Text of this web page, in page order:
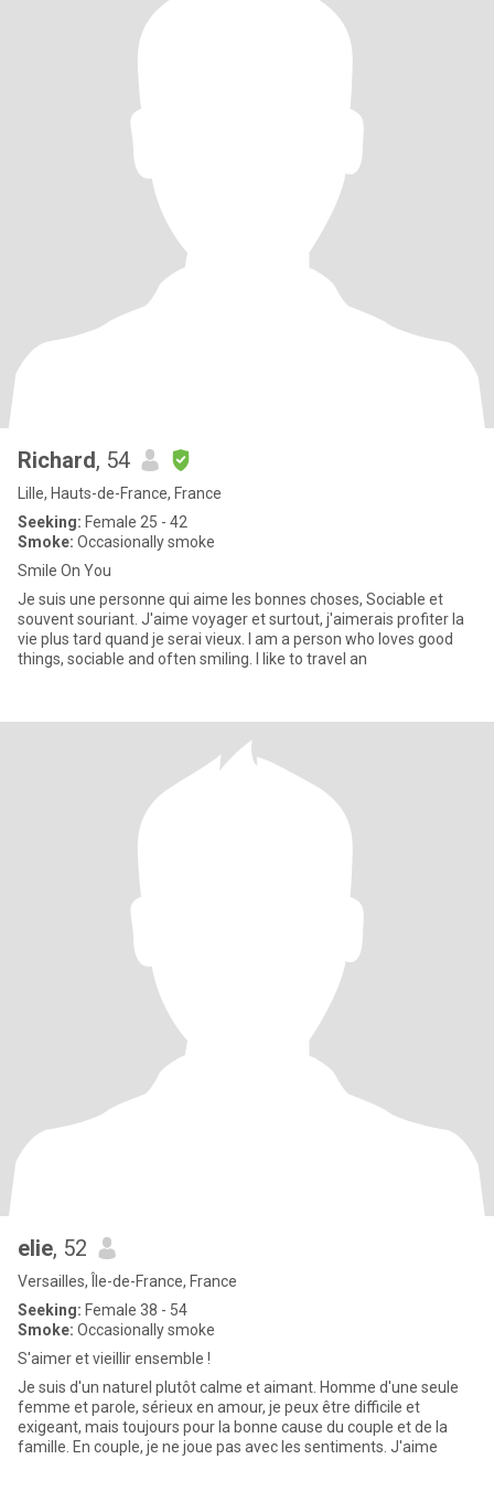
Richard, 54
Lille, Hauts-de-France, France
Seeking: Female 25 - 42
Smoke: Occasionally smoke
Smile On You
Je suis une personne qui aime les bonnes choses, Sociable et
souvent souriant. J'aime voyager et surtout, j'aimerais profiter la
vie plus tard quand je serai vieux. I am a person who loves good
things, sociable and often smiling. I like to travel an
elie, 52
Versailles, Île-de-France, France
Seeking: Female 38 - 54
Smoke: Occasionally smoke
S'aimer et vieillir ensemble !
Je suis d'un naturel plutôt calme et aimant. Homme d'une seule
femme et parole, sérieux en amour, je peux être difficile et
exigeant, mais toujours pour la bonne cause du couple et de la
famille. En couple, je ne joue pas avec les sentiments. J'aime